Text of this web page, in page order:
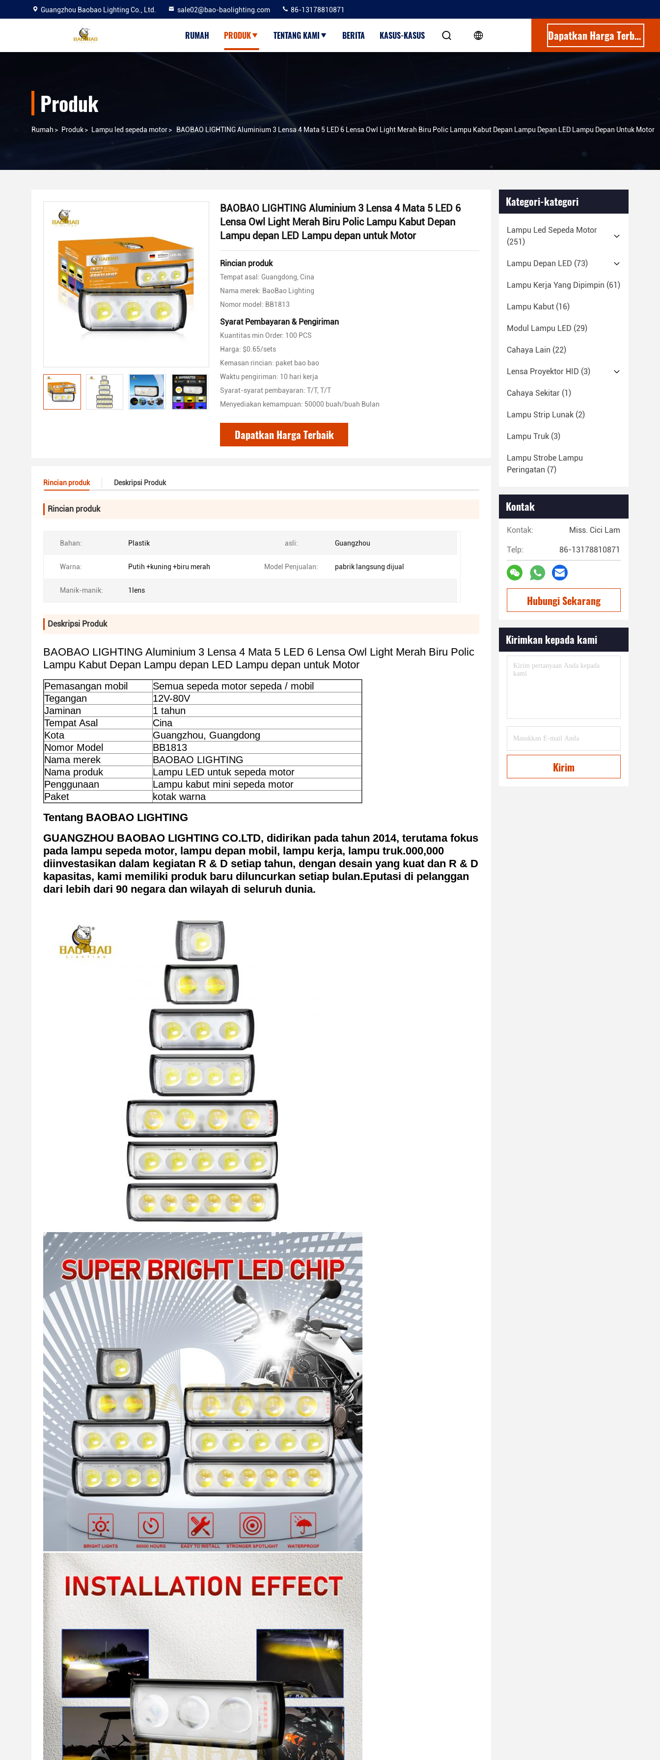
Guangzhou Baobao Lighting Co., Ltd. sale02@bao-baolighting.com 86-13178810871
RUMAH PRODUK TENTANG KAMI BERITA KASUS-KASUS Dapatkan Harga Terbaik
Produk
Rumah > Produk> Lampu led sepeda motor> BAOBAO LIGHTING Aluminium 3 Lensa 4 Mata 5 LED 6 Lensa Owl Light Merah Biru Polic Lampu Kabut Depan Lampu Depan LED Lampu Depan Untuk Motor
BAOBAO LIGHTING Aluminium 3 Lensa 4 Mata 5 LED 6
Lensa Owl Light Merah Biru Polic Lampu Kabut Depan
Lampu depan LED Lampu depan untuk Motor
Rincian produk
Tempat asal: Guangdong, Cina
Nama merek: BaoBao Lighting
Nomor model: BB1813
Syarat Pembayaran & Pengiriman
Kuantitas min Order: 100 PCS
Harga: $0.65/sets
Kemasan rincian: paket bao bao
Waktu pengiriman: 10 hari kerja
Syarat-syarat pembayaran: T/T, T/T
Menyediakan kemampuan: 50000 buah/buah Bulan
Dapatkan Harga Terbaik
Rincian produk Deskripsi Produk
Rincian produk
Bahan: Plastik asli: Guangzhou
Warna: Putih +kuning +biru merah Model Penjualan: pabrik langsung dijual
Manik-manik: 1lens
Deskripsi Produk
BAOBAO LIGHTING Aluminium 3 Lensa 4 Mata 5 LED 6 Lensa Owl Light Merah Biru Polic
Lampu Kabut Depan Lampu depan LED Lampu depan untuk Motor
Pemasangan mobil
Semua sepeda motor sepeda / mobil
Tegangan
12V-80V
Jaminan
1 tahun
Tempat Asal
Cina
Kota
Guangzhou, Guangdong
Nomor Model
BB1813
Nama merek
BAOBAO LIGHTING
Nama produk
Lampu LED untuk sepeda motor
Penggunaan
Lampu kabut mini sepeda motor
Paket
kotak warna
Tentang BAOBAO LIGHTING
GUANGZHOU BAOBAO LIGHTING CO.LTD, didirikan pada tahun 2014, terutama fokus
pada lampu sepeda motor, lampu depan mobil, lampu kerja, lampu truk.000,000
diinvestasikan dalam kegiatan R & D setiap tahun, dengan desain yang kuat dan R & D
kapasitas, kami memiliki produk baru diluncurkan setiap bulan.Eputasi di pelanggan
dari lebih dari 90 negara dan wilayah di seluruh dunia.
Kategori-kategori
Lampu Led Sepeda Motor
(251)
Lampu Depan LED (73)
Lampu Kerja Yang Dipimpin (61)
Lampu Kabut (16)
Modul Lampu LED (29)
Cahaya Lain (22)
Lensa Proyektor HID (3)
Cahaya Sekitar (1)
Lampu Strip Lunak (2)
Lampu Truk (3)
Lampu Strobe Lampu
Peringatan (7)
Kontak
Kontak: Miss. Cici Lam
Telp: 86-13178810871
Hubungi Sekarang
Kirimkan kepada kami
Kirim